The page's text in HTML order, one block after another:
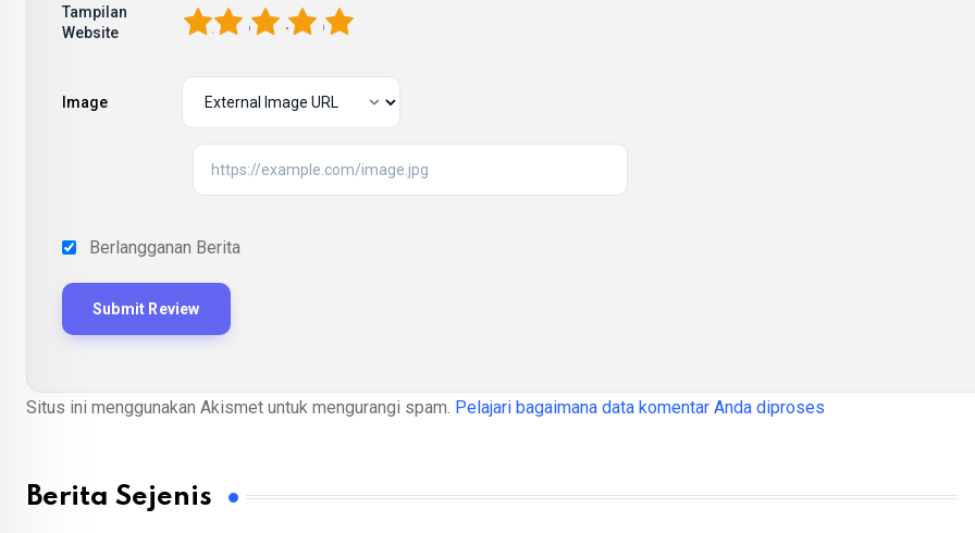
Tampilan
Website
5
4
3
2
Image
Berlangganan Berita
Situs ini menggunakan Akismet untuk mengurangi spam. Pelajari bagaimana data komentar Anda diproses
Berita Sejenis